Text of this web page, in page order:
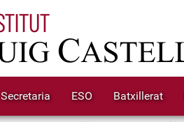
Secretaria ESO Batxillerat